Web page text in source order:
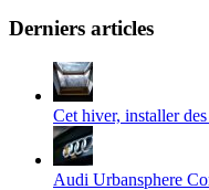
Derniers articles
Cet hiver, installer
Audi Urbansphere